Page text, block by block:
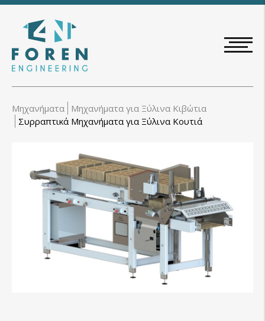
Skip
content
Μηχανήματα Μηχανήματα για Ξύλινα Κιβώτια
Συρραπτικά Μηχανήματα για Ξύλινα Κουτιά